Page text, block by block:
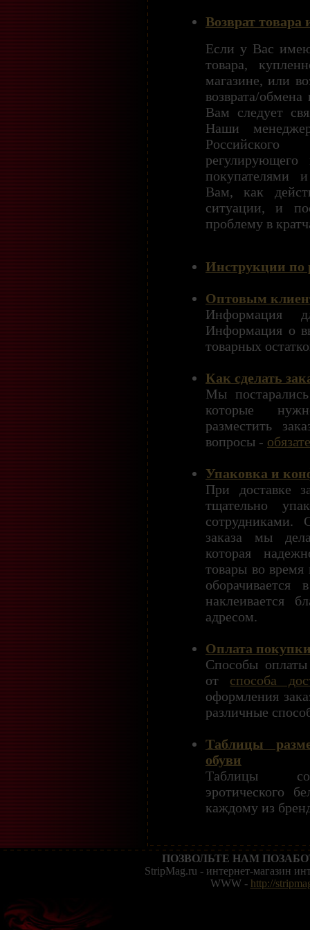
Возврат товара
Если у Вас
товара,
магазине, или
возврата/
Вам следует
Наши
покупателями
Вам, как
ситуации, и
проблему в
Инструкции по
Оптовым
Информация
Информация о
товарных
Как сделать
Мы
которые
разместить
вопросы -
Упаковка и
При доставке
тщательно
сотрудниками.
заказа мы
которая
товары во
наклеивается
адресом.
Оплата
Способы оплаты
от способа
оформления
различные
Таблицы
обуви
Таблицы
эротического
каждому из
ПОЗВОЛЬТЕ НАМ
StripMag.ru - интернет-магазин
WWW - http://